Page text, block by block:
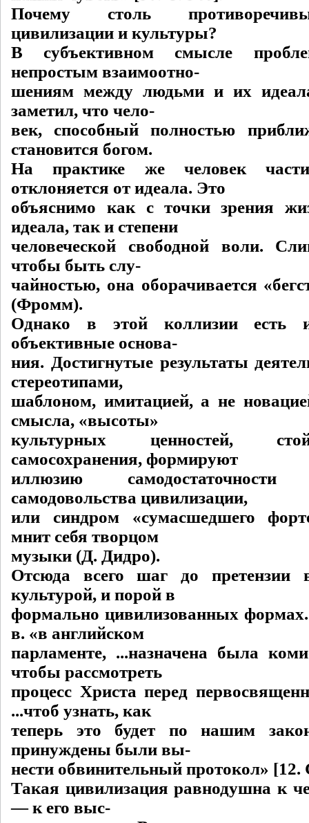
Почему столь
цивилизации и культуры?
В субъективном смысле
непростым взаимоотно-
шениям между людьми и их
заметил, что чело-
век, способный полностью
становится богом.
На практике же человек
отклоняется от идеала. Это
объяснимо как с точки зрения
идеала, так и степени
человеческой свободной воли.
чтобы быть слу-
чайностью, она оборачивается
(Фромм).
Однако в этой коллизии есть
объективные основа-
ния. Достигнутые результаты
стереотипами,
шаблоном, имитацией, а не
смысла, «высоты»
культурных ценностей,
самосохранения, формируют
иллюзию
самодовольства цивилизации,
или синдром «сумасшедшего
мнит себя творцом
музыки (Д. Дидро).
Отсюда всего шаг до претензии
культурой, и порой в
формально цивилизованных
в. «в английском
парламенте, ...назначена была
чтобы рассмотреть
процесс Христа перед
...чтоб узнать, как
теперь это будет по нашим
принуждены были вы-
нести обвинительный протокол» [12.
Такая цивилизация равнодушна к
— к его выс-